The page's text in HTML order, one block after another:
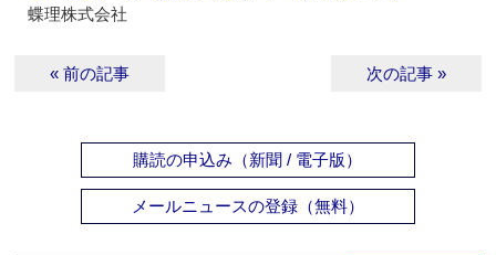
蝶理株式会社
« 前の記事 次の記事 »
購読の申込み（新聞 / 電子版）
メールニュースの登録（無料）